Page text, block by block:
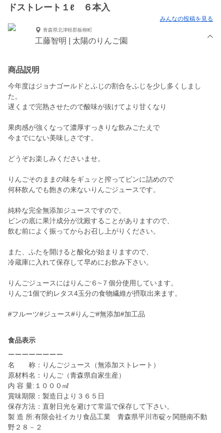
ドストレート１ℓ ６本入
みんなの投稿を見る
青森県北津軽郡板柳町
工藤智明 | 太陽のりんご園
商品説明
今年度はジョナゴールドとふじの割合をふじを少し多くしまし
た。
遅くまで完熟させたので酸味が抜けてより甘くなり
果肉感が強くなって濃厚すっきりな飲みごたえで
今までにない美味しさです。
どうぞお楽しみくださいませ。
りんごそのままの味をギュッと搾ってビンに詰めので
何杯飲んでも飽きの来ないりんごジュースです。
純粋な完全無添加ジュースですので、
ビンの底に果汁成分が沈殿することがありますので、
飲む前によく振ってからお召し上がりください。
また、ふたを開けると酸化が始まりますので、
冷蔵庫に入れて保存して早めにお飲み下さい。
りんごジュースにはりんご６~７個分使用しています。
りんご1個で約レタス4玉分の食物繊維が摂取出来ます。
#フルーツ#ジュース#りんご#無添加#加工品
食品表示
ーーーーーーーー
名 称：りんごジュース（無添加ストレート）
原材料名：りんご（青森県自家生産）
内 容 量:１０００㎖
賞味期限：製造日より３６５日
保存方法：直射日光を避けて常温で保存して下さい。
製 造 所:有限会社イカリ食品工業 青森県平川市碇ヶ関懸南不動
野２８－２